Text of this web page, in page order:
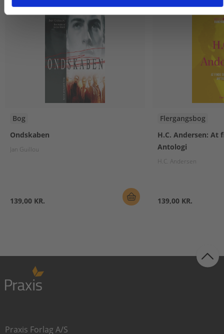
Bog
Ondskaben
Jan Guillou
139,00 KR.
Flergangsbog
H.C. Andersen: At
Antologi
H.C. Andersen
139,00 KR.
Praxis Forlag A/S